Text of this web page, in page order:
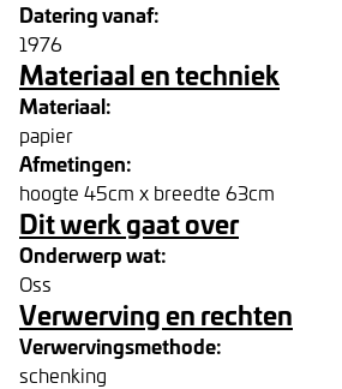
Datering vanaf:
1976
Materiaal en techniek
Materiaal:
papier
Afmetingen:
hoogte 45cm x breedte 63cm
Dit werk gaat over
Onderwerp wat:
Oss
Verwerving en rechten
Verwervingsmethode:
schenking